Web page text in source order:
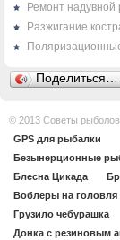
Ремонт надувной
Разжигание
Поделиться…
© 2013 Советы
GPS для рыбалки
Безынерционные
Блесна Цикада
Воблеры на головля
Грузило чебурашка
Донка с резиновым